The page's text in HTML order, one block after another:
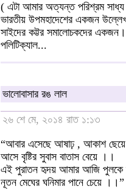
( এটা আমার অত্যন্ত পরিশ্রম
ভারতীয় উপমহাদেশের একজন
সাইদের কট্টর সমালোচকদের
পলিটিক্যাল...
ভালোবাসার রঙ লাল
২৬ শে মে, ২০১৪ রাত ১:১৩
“আবার এসেছে আষাঢ় , আকাশ ছেয়ে
আসে বৃষ্টির সুবাস বাতাস বেয়ে ।।
এই পুরাতন হৃদয় আমার আজি পুলকে
নূতন মেঘের ঘনিমার পানে চেয়ে ।।”